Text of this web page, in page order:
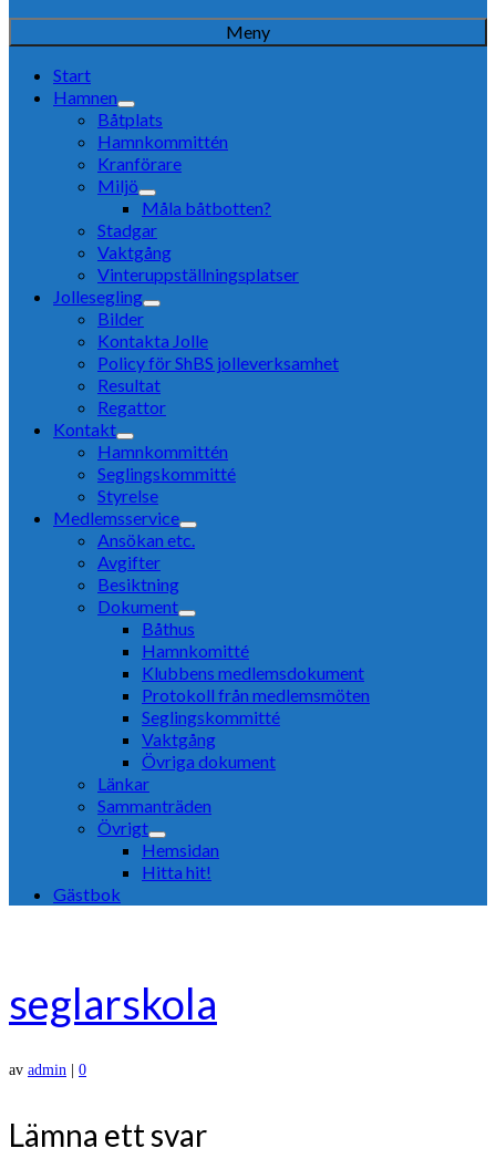
Meny
Start
Hamnen
Båtplats
Hamnkommittén
Kranförare
Miljö
Måla båtbotten?
Stadgar
Vaktgång
Vinteruppställningsplatser
Jollesegling
Bilder
Kontakta Jolle
Policy för ShBS jolleverksamhet
Resultat
Regattor
Kontakt
Hamnkommittén
Seglingskommitté
Styrelse
Medlemsservice
Ansökan etc.
Avgifter
Besiktning
Dokument
Båthus
Hamnkomitté
Klubbens medlemsdokument
Protokoll från medlemsmöten
Seglingskommitté
Vaktgång
Övriga dokument
Länkar
Sammanträden
Övrigt
Hemsidan
Hitta hit!
Gästbok
seglarskola
av admin 0
Lämna ett svar